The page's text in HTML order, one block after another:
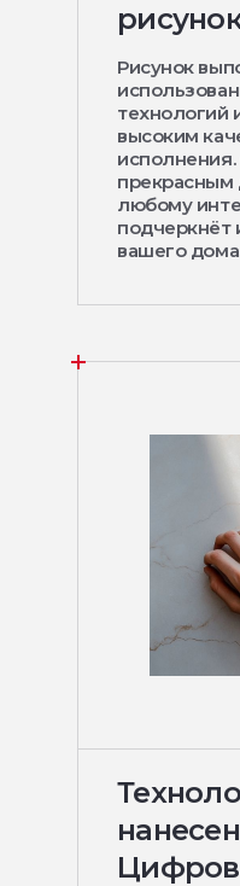
Рисунок
технологий
высоким
прекрасным
любому
подчеркнёт
вашего